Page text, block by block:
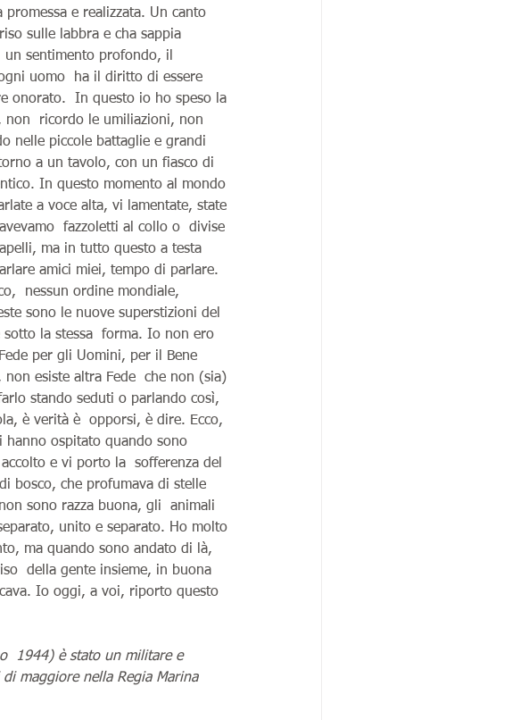
e realizzata. Un canto
sulle labbra e cha sappia
sentimento profondo, il
uomo  ha il diritto di essere
onorato.  In questo io ho speso la
non  ricordo le umiliazioni, non
nelle piccole battaglie e grandi
a un tavolo, con un fiasco di
In questo momento al mondo
a voce alta, vi lamentate, state
fazzoletti al collo o  divise
ma in tutto questo a testa
amici miei, tempo di parlare.
nessun ordine mondiale,
sono le nuove superstizioni del
la stessa  forma. Io non ero
per gli Uomini, per il Bene
esiste altra Fede  che non (sia)
stando seduti o parlando così,
è verità è  opporsi, è dire. Ecco,
ospitato quando sono
e vi porto la  sofferenza del
bosco, che profumava di stelle
sono razza buona, gli  animali
unito e separato. Ho molto
ma quando sono andato di là,
della gente insieme, in buona
Io oggi, a voi, riporto questo
1944) è stato un militare e
maggiore nella Regia Marina